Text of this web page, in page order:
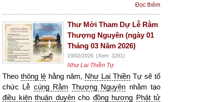
Đọc thêm
Thư Mời Tham Dự Lễ Rằm
Thượng Nguyên (ngày 01
Tháng 03 Năm 2026)
19/02/2026 (Xem: 3281)
Như Lai Thiền Tự
Theo thông lệ hằng năm, Như Lai Thiền Tự sẽ tổ
chức Lễ cúng Rằm Thượng Nguyên nhằm tạo
điều kiện thuận duyêncho đồng hương Phật tử